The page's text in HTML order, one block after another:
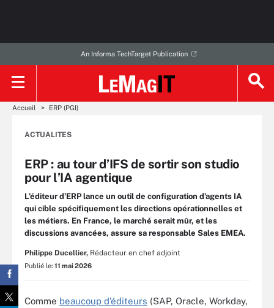
An Informa TechTarget Publication
Accueil ERP (PGI)
ACTUALITES
ERP : au tour d’IFS de sortir son studio
pour l’IA agentique
L’éditeur d’ERP lance un outil de configuration d’agents IA
qui cible spécifiquement les directions opérationnelles et
les métiers. En France, le marché serait mûr, et les
discussions avancées, assure sa responsable Sales EMEA.
Philippe Ducellier, Rédacteur en chef adjoint
Publié le: 11 mai 2026
Comme beaucoup d’éditeurs (SAP, Oracle, Workday,